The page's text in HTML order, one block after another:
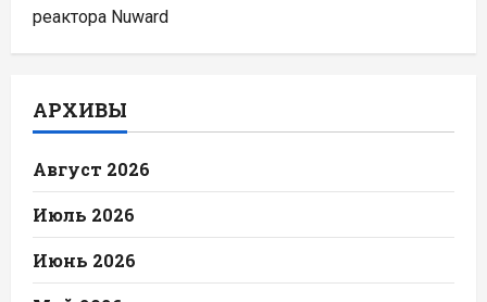
реактора Nuward
АРХИВЫ
Август 2026
Июль 2026
Июнь 2026